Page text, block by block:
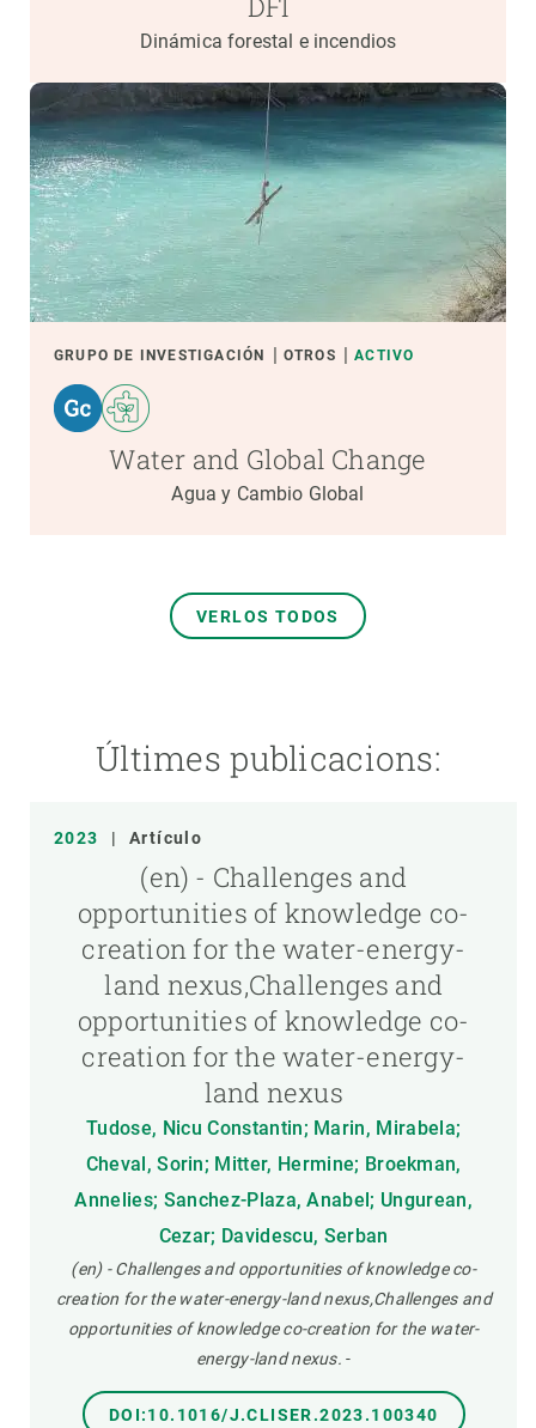
Dinámica forestal e incendios
GRUPO DE INVESTIGACIÓN OTROS ACTIVO
Water and Global Change
Agua y Cambio Global
VERLOS TODOS
Últimes publicacions:
2023 | Artículo
(en) - Challenges and
opportunities of knowledge co-
creation for the water-energy-
land nexus,Challenges and
opportunities of knowledge co-
creation for the water-energy-
land nexus
Tudose, Nicu Constantin; Marin, Mirabela;
Cheval, Sorin; Mitter, Hermine; Broekman,
Annelies; Sanchez-Plaza, Anabel; Ungurean,
Cezar; Davidescu, Serban
(en) - Challenges and opportunities of knowledge co-
creation for the water-energy-land nexus,Challenges and
opportunities of knowledge co-creation for the water-
energy-land nexus. -
DOI:10.1016/J.CLISER.2023.100340